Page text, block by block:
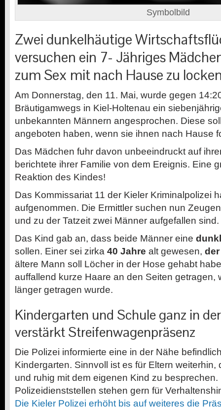
Symbolbild
Zwei dunkelhäutige
versuchen ein 7- Jähriges
zum Sex mit nach Hause zu
Am Donnerstag, den 11. Mai, wurde gegen
Bräutigamwegs in Kiel-Holtenau ein
unbekannten Männern angesprochen. Diese
angeboten haben, wenn sie ihnen nach Hause
Das Mädchen fuhr davon unbeeindruckt auf
berichtete ihrer Familie von dem Ereignis. Eine
Reaktion des Kindes!
Das Kommissariat 11 der Kieler Kriminalpolizei
aufgenommen. Die Ermittler suchen nun
und zu der Tatzeit zwei Männer aufgefallen sind.
Das Kind gab an, dass beide Männer eine
sollen. Einer sei zirka 40 Jahre alt gewesen,
ältere Mann soll Löcher in der Hose gehabt
auffallend kurze Haare an den Seiten getragen,
länger getragen wurde.
Kindergarten und Schule ganz in
verstärkt Streifenwagenpräsenz
Die Polizei informierte eine in der Nähe
Kindergarten. Sinnvoll ist es für Eltern
und ruhig mit dem eigenen Kind zu besprechen.
Polizeidienststellen stehen gern für
Die Kieler Polizei erhöht bis auf weiteres die